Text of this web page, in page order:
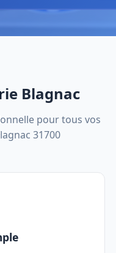
Blagnac
pour tous vos
31700